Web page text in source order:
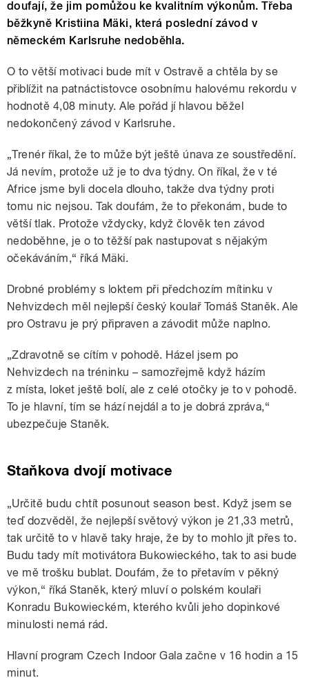
doufají, že jim pomůžou ke kvalitním výkonům. Třeba
běžkyně Kristiina Mäki, která poslední závod v
německém Karlsruhe nedoběhla.
O to větší motivaci bude mít v Ostravě a chtěla by se
přiblížit na patnáctistovce osobnímu halovému rekordu v
hodnotě 4,08 minuty. Ale pořád jí hlavou běžel
nedokončený závod v Karlsruhe.
„Trenér říkal, že to může být ještě únava ze soustředění.
Já nevím, protože už je to dva týdny. On říkal, že v té
Africe jsme byli docela dlouho, takže dva týdny proti
tomu nic nejsou. Tak doufám, že to překonám, bude to
větší tlak. Protože vždycky, když člověk ten závod
nedoběhne, je o to těžší pak nastupovat s nějakým
očekáváním,“ říká Mäki.
Drobné problémy s loktem při předchozím mítinku v
Nehvizdech měl nejlepší český koulař Tomáš Staněk. Ale
pro Ostravu je prý připraven a závodit může naplno.
„Zdravotně se cítím v pohodě. Házel jsem po
Nehvizdech na tréninku – samozřejmě když házím
z místa, loket ještě bolí, ale z celé otočky je to v pohodě.
To je hlavní, tím se hází nejdál a to je dobrá zpráva,“
ubezpečuje Staněk.
Staňkova dvojí motivace
„Určitě budu chtít posunout season best. Když jsem se
teď dozvěděl, že nejlepší světový výkon je 21,33 metrů,
tak určitě to v hlavě taky hraje, že by to mohlo jít přes to.
Budu tady mít motivátora Bukowieckého, tak to asi bude
ve mě trošku bublat. Doufám, že to přetavím v pěkný
výkon,“ říká Staněk, který mluví o polském koulaři
Konradu Bukowieckém, kterého kvůli jeho dopinkové
minulosti nemá rád.
Hlavní program Czech Indoor Gala začne v 16 hodin a 15
minut.